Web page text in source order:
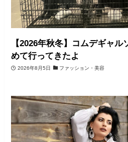
【2026年秋冬】コムデギャ
めて行ってきたよ
2026年8月5日 ファッション・美容